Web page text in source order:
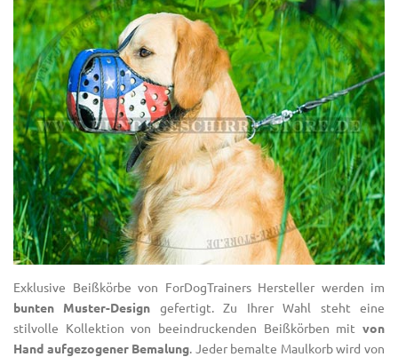
Exklusive Beißkörbe von ForDogTrainers Hersteller werden im
bunten Muster-Design gefertigt. Zu Ihrer Wahl steht eine
stilvolle Kollektion von beeindruckenden Beißkörben mit von
Hand aufgezogener Bemalung. Jeder bemalte Maulkorb wird von